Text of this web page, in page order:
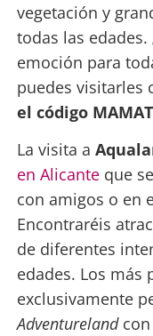
vegetación y
todas las
emoción para
puedes visitarles
el código
La visita a
en Alicanteque
con amigos o en
Encontraréis
de diferentes
edades. Los más
exclusivamente
Adventureland